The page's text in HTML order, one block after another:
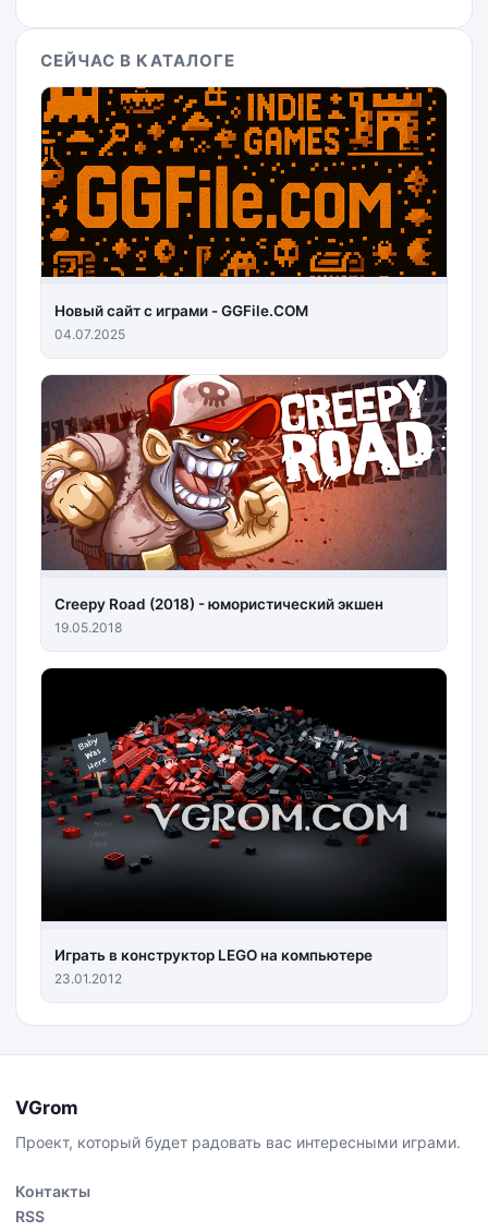
СЕЙЧАС В КАТАЛОГЕ
Новый сайт с играми - GGFile.COM
04.07.2025
Creepy Road (2018) - юмористический экшен
19.05.2018
Играть в конструктор LEGO на компьютере
23.01.2012
VGrom
Проект, который будет радовать вас интересными играми.
Контакты
RSS